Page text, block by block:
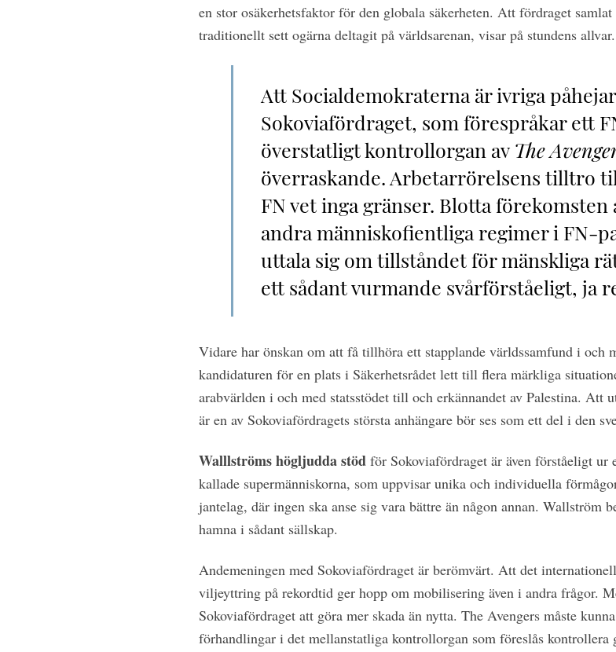
en stor osäkerhetsfaktor för den globala säkerheten. Att fördraget
traditionellt sett ogärna deltagit på världsarenan, visar på stundens allvar.
Att Socialdemokraterna är ivriga
Sokoviafördraget, som förespråkar ett
överstatligt kontrollorgan av The
överraskande. Arbetarrörelsens tilltro
FN vet inga gränser. Blotta förekomsten
andra människofientliga regimer i FN-
uttala sig om tillståndet för mänskliga
ett sådant vurmande svårförståeligt, ja
Vidare har önskan om att få tillhöra ett stapplande världssamfund i och
kandidaturen för en plats i Säkerhetsrådet lett till flera märkliga
arabvärlden i och med statsstödet till och erkännandet av Palestina. Att
är en av Sokoviafördragets största anhängare bör ses som ett del i den
Walllströms högljudda stödför Sokoviafördraget är även förståeligt ur
kallade supermänniskorna, som uppvisar unika och individuella
jantelag, där ingen ska anse sig vara bättre än någon annan. Wallström
hamna i sådant sällskap.
Andemeningen med Sokoviafördraget är berömvärt. Att det
viljeyttring på rekordtid ger hopp om mobilisering även i andra frågor.
Sokoviafördraget att göra mer skada än nytta. The Avengers måste
förhandlingar i det mellanstatliga kontrollorgan som föreslås kontrollera